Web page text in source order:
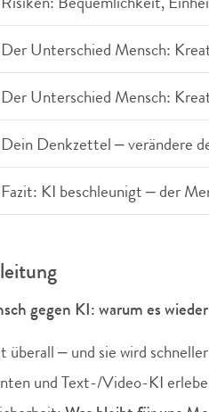
Der Unterschied Mensch:
Der Unterschied Mensch:
Dein Denkzettel – verändere
Fazit: KI beschleunigt – der
gegen KI: warum es
überall – und sie wird
und Text-/Video-KI